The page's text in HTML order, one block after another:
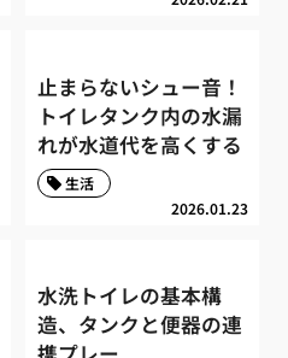
止まらないシュー音！
トイレタンク内の水漏
れが水道代を高くする
2026.01.23
生活
水洗トイレの基本構
造、タンクと便器の連